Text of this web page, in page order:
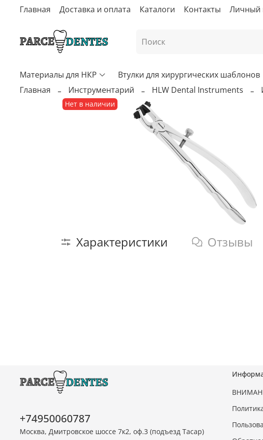
Главная Доставка и оплата Каталоги Контакты Личный
Материалы для НКР Втулки для хирургических шаблонов
Главная
Инструментарий HLW Dental Instruments
Нет в наличии
Характеристики Отзывы
+74950060787
Москва, Дмитровское шоссе 7к2, оф.3 (подъезд Тасар)